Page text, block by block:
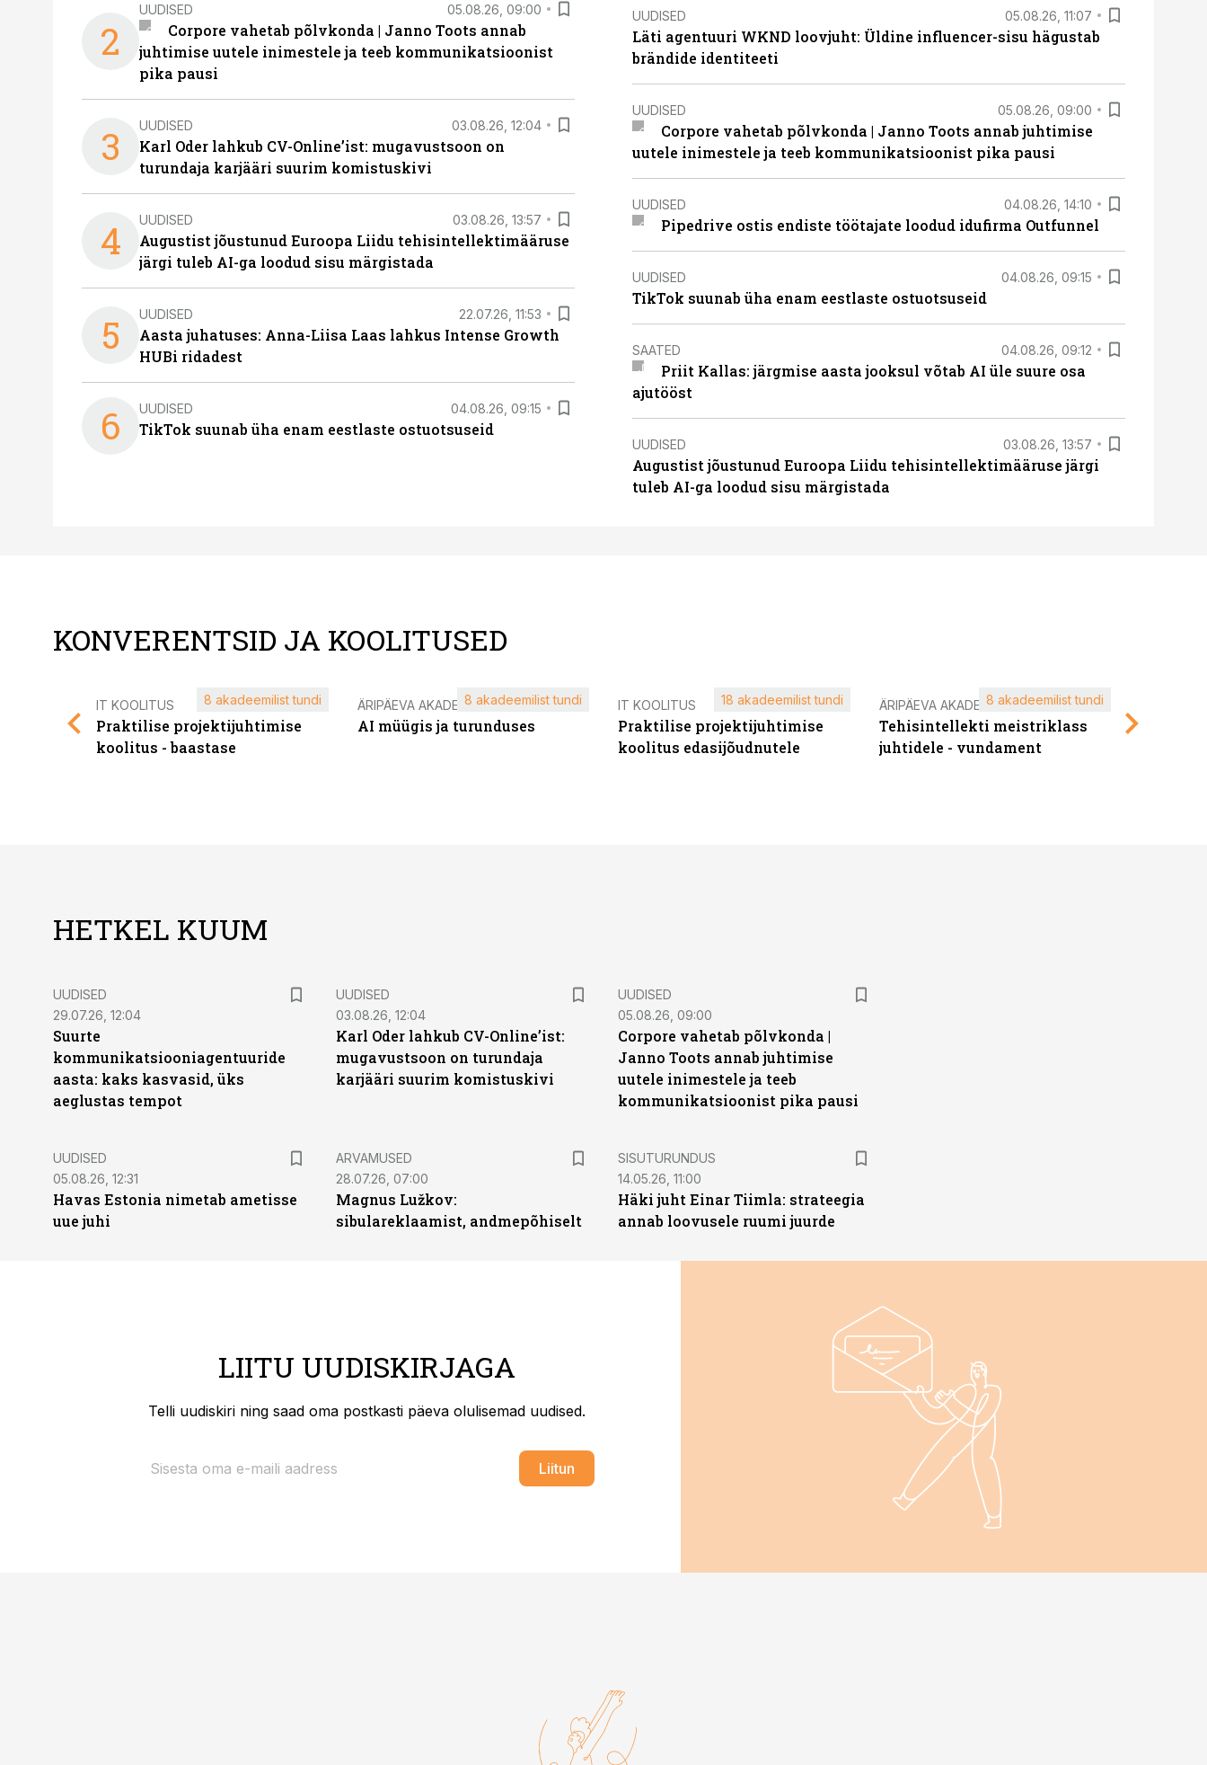
2
UUDISED 05.08.26, 09:00
Corpore vahetab põlvkonda | Janno Toots annab
juhtimise uutele inimestele ja teeb kommunikatsioonist
pika pausi
3 UUDISED 03.08.26, 12:04
Karl Oder lahkub CV-Online’ist: mugavustsoon on
turundaja karjääri suurim komistuskivi
4 UUDISED 03.08.26, 13:57
Augustist jõustunud Euroopa Liidu tehisintellektimääruse
järgi tuleb AI-ga loodud sisu märgistada
5 UUDISED 22.07.26, 11:53
Aasta juhatuses: Anna-Liisa Laas lahkus Intense Growth
HUBi ridadest
6 UUDISED 04.08.26, 09:15
TikTok suunab üha enam eestlaste ostuotsuseid
UUDISED 05.08.26, 11:07
Läti agentuuri WKND loovjuht: Üldine influencer-sisu hägustab
brändide identiteeti
UUDISED 05.08.26, 09:00
Corpore vahetab põlvkonda | Janno Toots annab juhtimise
uutele inimestele ja teeb kommunikatsioonist pika pausi
UUDISED 04.08.26, 14:10
Pipedrive ostis endiste töötajate loodud idufirma Outfunnel
UUDISED 04.08.26, 09:15
TikTok suunab üha enam eestlaste ostuotsuseid
SAATED 04.08.26, 09:12
Priit Kallas: järgmise aasta jooksul võtab AI üle suure osa
ajutööst
UUDISED 03.08.26, 13:57
Augustist jõustunud Euroopa Liidu tehisintellektimääruse järgi
tuleb AI-ga loodud sisu märgistada
KONVERENTSID JA KOOLITUSED
IT KOOLITUS
Praktilise projektijuhtimise
koolitus - baastase
8 akadeemilist tundi ÄRIPÄEVA AKADEEMIA
AI müügis ja turunduses
8 akadeemilist tundi IT KOOLITUS
Praktilise projektijuhtimise
koolitus edasijõudnutele
18 akadeemilist tundi ÄRIPÄEVA AKADEEMIA
Tehisintellekti meistriklass
juhtidele - vundament
8 akadeemilist tundi
HETKEL KUUM
UUDISED
29.07.26, 12:04
Suurte
kommunikatsiooniagentuuride
aasta: kaks kasvasid, üks
aeglustas tempot
UUDISED
03.08.26, 12:04
Karl Oder lahkub CV-Online’ist:
mugavustsoon on turundaja
karjääri suurim komistuskivi
UUDISED
05.08.26, 09:00
Corpore vahetab põlvkonda |
Janno Toots annab juhtimise
uutele inimestele ja teeb
kommunikatsioonist pika pausi
UUDISED
05.08.26, 12:31
Havas Estonia nimetab ametisse
uue juhi
ARVAMUSED
28.07.26, 07:00
Magnus Lužkov:
sibulareklaamist, andmepõhiselt
ST
SISUTURUNDUS
14.05.26, 11:00
Häki juht Einar Tiimla: strateegia
annab loovusele ruumi juurde
LIITU UUDISKIRJAGA
Telli uudiskiri ning saad oma postkasti päeva olulisemad uudised.
Liitun